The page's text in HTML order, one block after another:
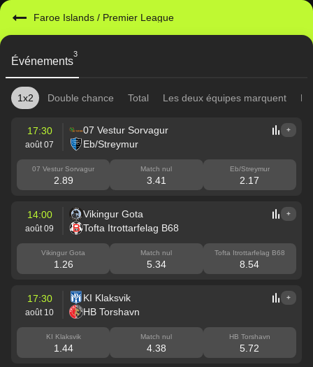
Faroe Islands / Premier League
Événements
3
1x2 Double chance Total Les deux équipes marquent
17:30
août 07
07 Vestur Sorvagur
Eb/Streymur
+
07 Vestur Sorvagur
2.89
Match nul
3.41
Eb/Streymur
2.17
14:00
août 09
Vikingur Gota
Tofta Itrottarfelag B68
+
Vikingur Gota
1.26
Match nul
5.34
Tofta Itrottarfelag B68
8.54
17:30
août 10
KI Klaksvik
HB Torshavn
+
KI Klaksvik
1.44
Match nul
4.38
HB Torshavn
5.72